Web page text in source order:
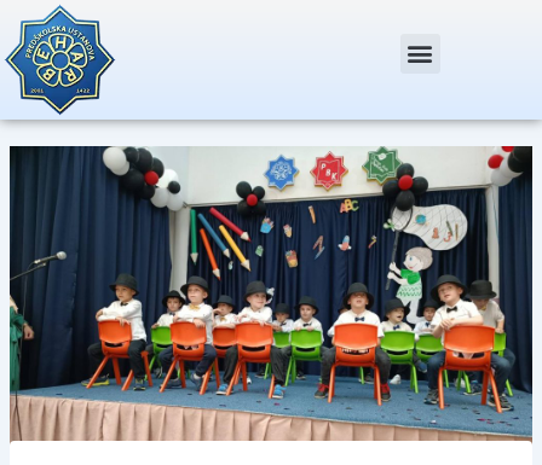
to
content
Post
navigation